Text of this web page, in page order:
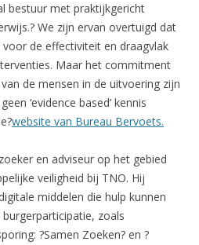
bestuur met praktijkgericht
We zijn ervan overtuigd dat
de effectiviteit en draagvlak
Maar het commitment
de mensen in de uitvoering zijn
‘evidence based’ kennis
website van Bureau Bervoets.
en adviseur op het gebied
veiligheid bij TNO. Hij
middelen die hulp kunnen
zoals
?Samen Zoeken? en ?